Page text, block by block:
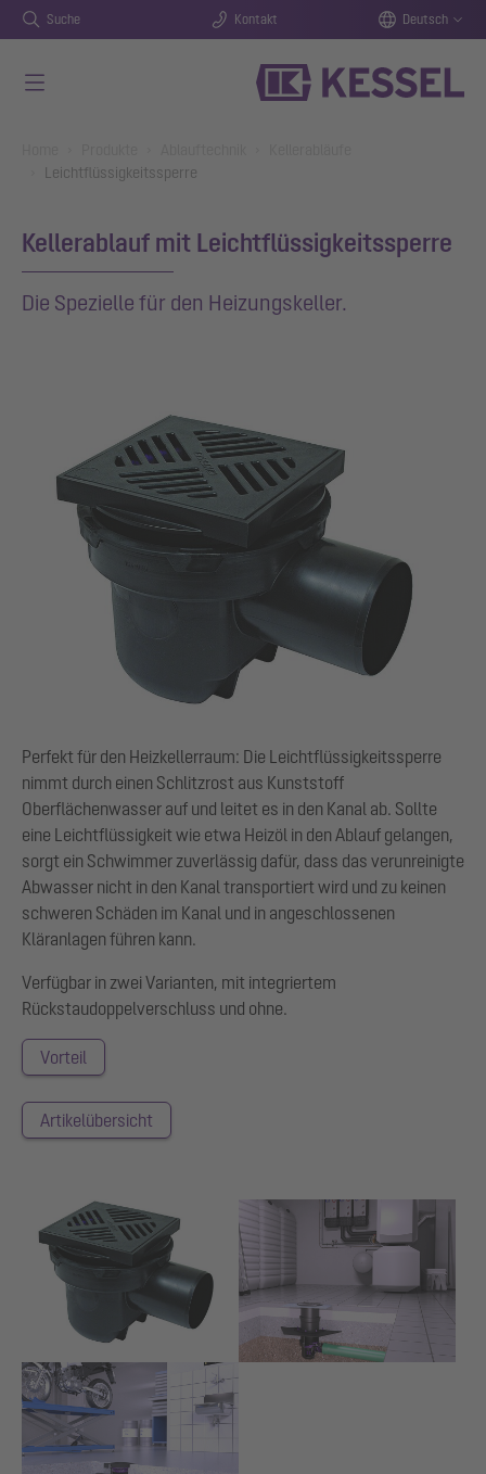
Suche Kontakt Deutsch
Leichtflüssigkeitssperre
Kellerablauf mit Leichtflüssigkeitssperre
Die Spezielle für den Heizungskeller.
Show larger version for:
Perfekt für den Heizkellerraum: Die Leichtflüssigkeitssperre
nimmt durch einen Schlitzrost aus Kunststoff
Oberflächenwasser auf und leitet es in den Kanal ab. Sollte
eine Leichtflüssigkeit wie etwa Heizöl in den Ablauf gelangen,
sorgt ein Schwimmer zuverlässig dafür, dass das verunreinigte
Abwasser nicht in den Kanal transportiert wird und zu keinen
schweren Schäden im Kanal und in angeschlossenen
Kläranlagen führen kann.
Verfügbar in zwei Varianten, mit integriertem
Rückstaudoppelverschluss und ohne.
Vorteil
Artikelübersicht
Show larger version for: Show larger version for:
Show larger version for: